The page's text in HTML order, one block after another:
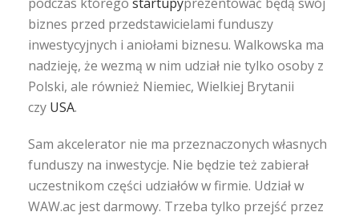
biznes przed przedstawicielami funduszy
inwestycyjnych i aniołami biznesu. Walkowska ma
nadzieję, że wezmą w nim udział nie tylko osoby z
Polski, ale również Niemiec, Wielkiej Brytanii
czy USA.
Sam akcelerator nie ma przeznaczonych własnych
funduszy na inwestycje. Nie będzie też zabierał
uczestnikom części udziałów w firmie. Udział w
WAW.ac jest darmowy. Trzeba tylko przejść przez